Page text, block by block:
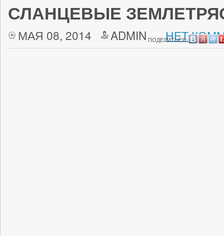
СЛАНЦЕВЫЕ
МАЯ 08, 2014 ADMIN НЕТ
ПОДЕЛИТЬСЯ: